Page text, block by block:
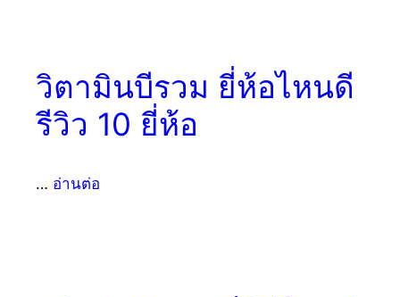
วิตามินบีรวม ยี่ห้อไหนดี
รีวิว 10 ยี่ห้อ
… อ่านต่อ